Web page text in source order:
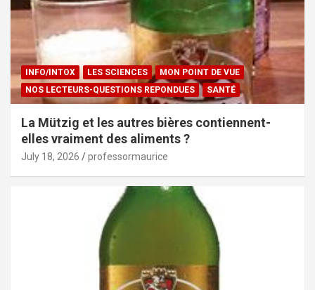
INFO/INTOX LES SCIENCES
MON POINT DE VUE
NOS LECTEURS-QUESTIONS REPONDUES
SANTÉ
La Mützig et les autres bières contiennent-
elles vraiment des aliments ?
July 18, 2026 professormaurice